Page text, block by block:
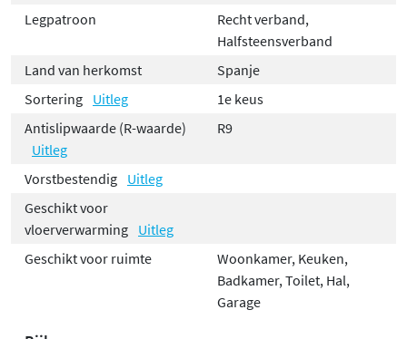
Legpatroon
Recht verband,
Halfsteensverband
Land van herkomst
Spanje
Sortering Uitleg
1e keus
Antislipwaarde (R-waarde)
Uitleg
R9
Vorstbestendig Uitleg
Geschikt voor
vloerverwarming Uitleg
Geschikt voor ruimte
Woonkamer, Keuken,
Badkamer, Toilet, Hal,
Garage